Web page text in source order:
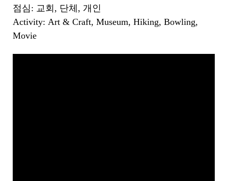
점심: 교회, 단체, 개인
Activity: Art & Craft, Museum, Hiking, Bowling,
Movie